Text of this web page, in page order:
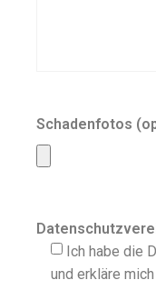
Schadenfotos
Ich habe die
und erkläre